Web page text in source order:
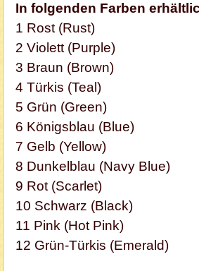
In folgenden Farben
1 Rost (Rust)
2 Violett (Purple)
3 Braun (Brown)
4 Türkis (Teal)
5 Grün (Green)
6 Königsblau (Blue)
7 Gelb (Yellow)
8 Dunkelblau (Navy Blue)
9 Rot (Scarlet)
10 Schwarz (Black)
11 Pink (Hot Pink)
12 Grün-Türkis (Emerald)